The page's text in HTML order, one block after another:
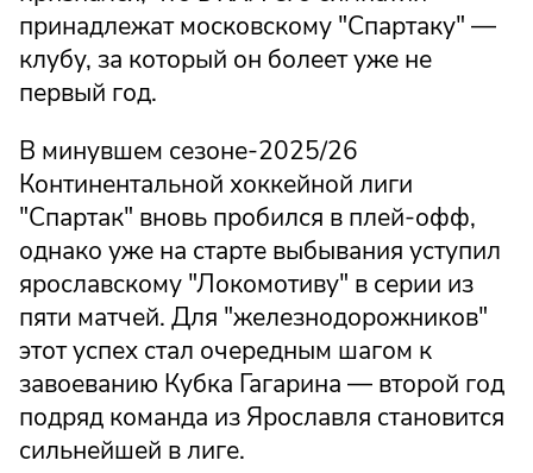
принадлежат московскому "Спартаку" —
клубу, за который он болеет уже не
первый год.
В минувшем сезоне-2025/26
Континентальной хоккейной лиги
"Спартак" вновь пробился в плей-офф,
однако уже на старте выбывания уступил
ярославскому "Локомотиву" в серии из
пяти матчей. Для "железнодорожников"
этот успех стал очередным шагом к
завоеванию Кубка Гагарина — второй год
подряд команда из Ярославля становится
сильнейшей в лиге.